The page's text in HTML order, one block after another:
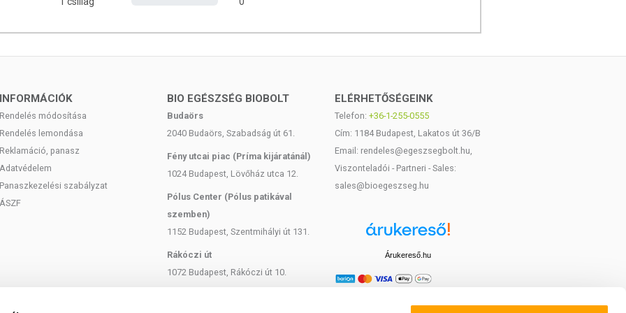
INFORMÁCIÓK
Rendelés módosítása
Rendelés lemondása
Reklamáció, panasz
Adatvédelem
Panaszkezelési szabályzat
ÁSZF
BIO EGÉSZSÉG BIOBOLT
Budaörs
2040 Budaörs, Szabadság út 61.
Fény utcai piac (Príma kijáratánál)
1024 Budapest, Lövőház utca 12.
Pólus Center (Pólus patikával
szemben)
1152 Budapest, Szentmihályi út 131.
Rákóczi út
1072 Budapest, Rákóczi út 10.
ELÉRHETŐSÉGEINK
Telefon: +36-1-255-0555
Cím: 1184 Budapest, Lakatos út 36/B
Email: rendeles@egeszsegbolt.hu,
Viszonteladói - Partneri - Sales:
sales@bioegeszseg.hu
Árukereső.hu